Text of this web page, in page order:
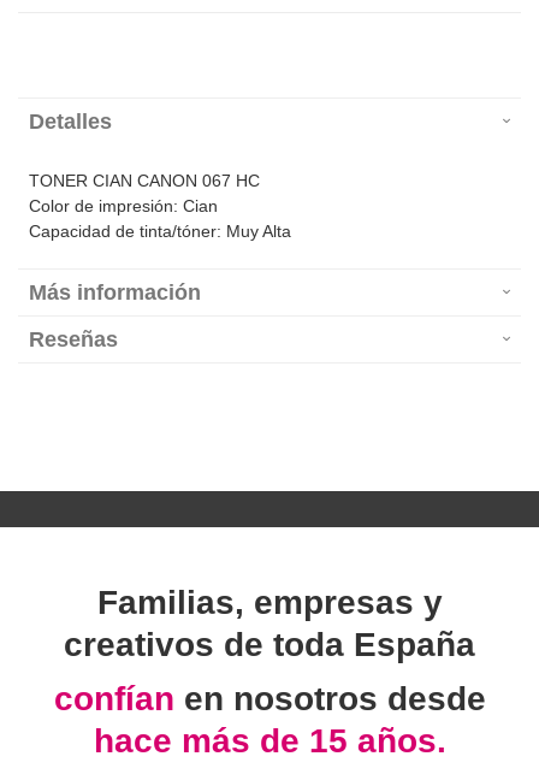
Detalles
TONER CIAN CANON 067 HC
Color de impresión: Cian
Capacidad de tinta/tóner: Muy Alta
Más información
Reseñas
Familias, empresas y
creativos de toda España
confían en nosotros desde
hace más de 15 años.